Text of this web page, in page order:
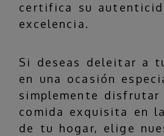
certifica su
excelencia.
Si deseas deleitar a
en una ocasión
simplemente disfrutar
comida exquisita en
de tu hogar, elige